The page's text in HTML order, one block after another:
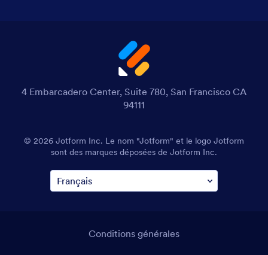
4 Embarcadero Center, Suite 780, San Francisco CA
94111
© 2026 Jotform Inc. Le nom "Jotform" et le logo Jotform
sont des marques déposées de Jotform Inc.
Conditions générales